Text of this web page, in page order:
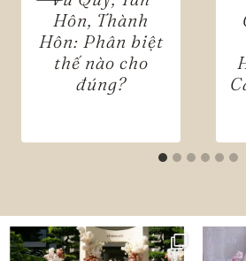
Hôn, Thành
Hôn: Phân biệt
thế nào cho
đúng?